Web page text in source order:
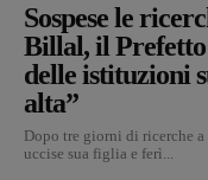
Sospese le
Billal, il Prefetto
delle istituzioni
alta”
Dopo tre giorni di ricerche
uccise sua figlia e ferì...